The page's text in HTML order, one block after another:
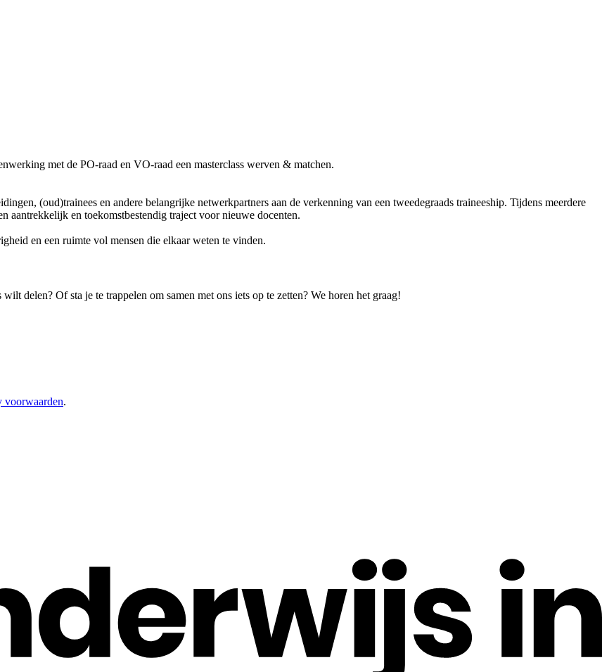
met de PO-raad en VO-raad een masterclass werven & matchen.
(oud)trainees en andere belangrijke netwerkpartners aan de verkenning van een tweedegraads traineeship. Tijdens meerdere
en toekomstbestendig traject voor nieuwe docenten.
en een ruimte vol mensen die elkaar weten te vinden.
delen? Of sta je te trappelen om samen met ons iets op te zetten? We horen het graag!
voorwaarden.